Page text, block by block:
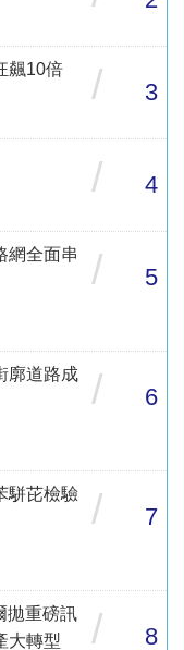
飆10倍
/ 3
/ 4
全面串
/ 5
廓道路成
/ 6
駢芘檢驗
/ 7
拋重磅訊
大轉型
/ 8